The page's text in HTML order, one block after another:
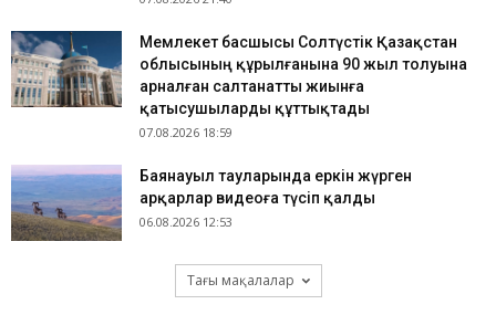
Мемлекет басшысы Солтүстік Қазақстан
облысының құрылғанына 90 жыл толуына
арналған салтанатты жиынға
қатысушыларды құттықтады
07.08.2026 18:59
Баянауыл тауларында еркін жүрген
арқарлар видеоға түсіп қалды
06.08.2026 12:53
Тағы мақалалар